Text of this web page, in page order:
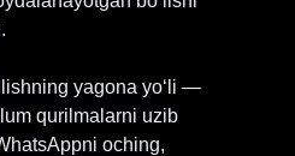
yagona yo‘li —
qurilmalarni uzib
oching,